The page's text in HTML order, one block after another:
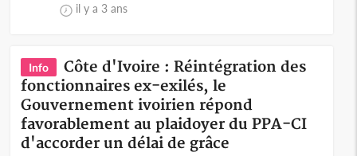
il y a 3 ans
Info
Côte d'Ivoire : Réintégration des
fonctionnaires ex-exilés, le
Gouvernement ivoirien répond
favorablement au plaidoyer du PPA-CI
d'accorder un délai de grâce